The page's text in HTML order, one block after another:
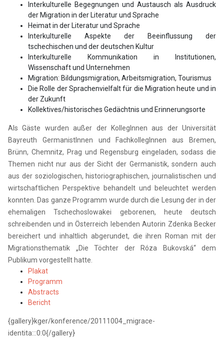
Interkulturelle Begegnungen und Austausch als Ausdruck
der Migration in der Literatur und Sprache
Heimat in der Literatur und Sprache
Interkulturelle Aspekte der Beeinflussung der
tschechischen und der deutschen Kultur
Interkulturelle Kommunikation in Institutionen,
Wissenschaft und Unternehmen
Migration: Bildungsmigration, Arbeitsmigration, Tourismus
Die Rolle der Sprachenvielfalt für die Migration heute und in
der Zukunft
Kollektives/historisches Gedächtnis und Erinnerungsorte
Als Gäste wurden außer der KollegInnen aus der Universität
Bayreuth GermanistInnen und FachkollegInnen aus Bremen,
Brünn, Chemnitz, Prag und Regensburg eingeladen, sodass die
Themen nicht nur aus der Sicht der Germanistik, sondern auch
aus der soziologischen, historiographischen, journalistischen und
wirtschaftlichen Perspektive behandelt und beleuchtet werden
konnten. Das ganze Programm wurde durch die Lesung der in der
ehemaligen Tschechoslowakei geborenen, heute deutsch
schreibenden und in Österreich lebenden Autorin Zdenka Becker
bereichert und inhaltlich abgerundet, die ihren Roman mit der
Migrationsthematik „Die Töchter der Róza Bukovská“ dem
Publikum vorgestellt hatte.
Plakat
Programm
Abstracts
Bericht
{gallery}kger/konference/20111004_migrace-
identita:::0:0{/gallery}